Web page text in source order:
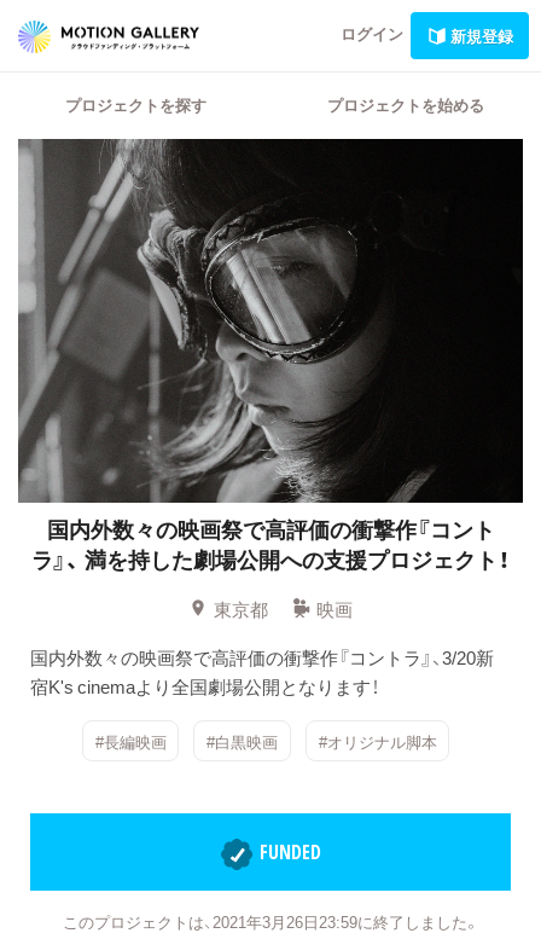
ログイン 新規登録
プロジェクトを探す プロジェクトを始める
国内外数々の映画祭で高評価の衝撃作『コント
ラ』、 満を持した劇場公開への支援プロジェクト！
東京都
映画
国内外数々の映画祭で高評価の衝撃作『コントラ』、3/20新
宿K's cinemaより全国劇場公開となります！
#長編映画 #白黒映画 #オリジナル脚本
FUNDED
このプロジェクトは、2021年3月26日23:59に終了しました。